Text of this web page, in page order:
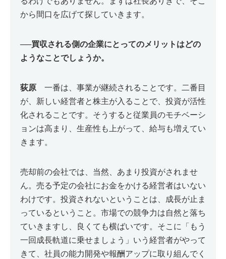
から間口を広げて探していきます。
──買収される側の企業にとってのメリットはどの
ようなことでしょうか。
荻原 一番は、事業が継続されることです。二番目
が、新しい経営者と株主が入ることで、投資が活性
化されることです。そうすると従業員のモチベーシ
ョンは高まり、生産性も上がって、給与も増えてい
きます。
売却前の会社では、当然、あまり投資がされませ
ん。売る予定の会社にお金をかける経営者はいない
わけです。投資されないということは、成長が止ま
っているということ。市場での競争力は自然と落ち
ていきますし、良くても横ばいです。そこに「もう
一回成長軌道に乗せましょう」いう経営者がやって
きて、社員の能力開発や報酬アップに取り組んでく